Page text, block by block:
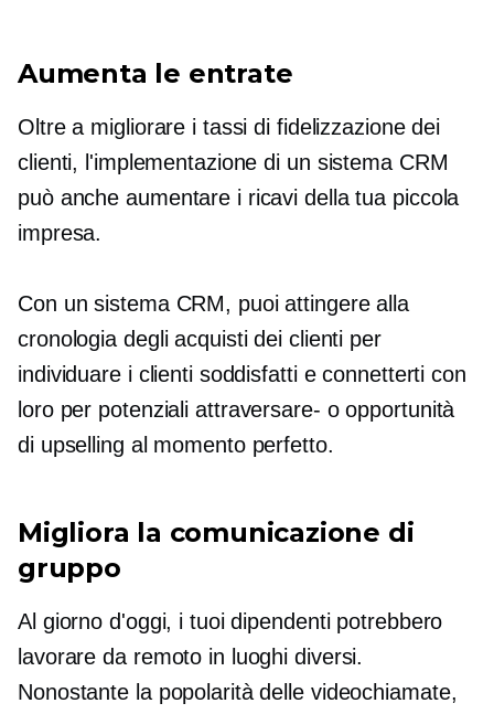
Aumenta le entrate
Oltre a migliorare i tassi di fidelizzazione dei
clienti, l'implementazione di un sistema CRM
può anche aumentare i ricavi della tua piccola
impresa.
Con un sistema CRM, puoi attingere alla
cronologia degli acquisti dei clienti per
individuare i clienti soddisfatti e connetterti con
loro per potenziali attraversare- o opportunità
di upselling al momento perfetto.
Migliora la comunicazione di
gruppo
Al giorno d'oggi, i tuoi dipendenti potrebbero
lavorare da remoto in luoghi diversi.
Nonostante la popolarità delle videochiamate,